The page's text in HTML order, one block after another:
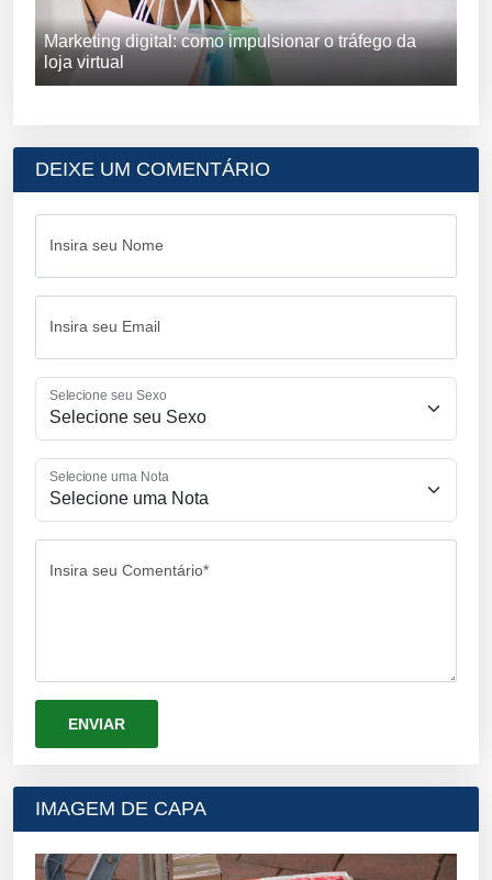
Marketing digital: como impulsionar o tráfego da
loja virtual
DEIXE UM COMENTÁRIO
Insira seu Nome
Insira seu Email
Selecione seu Sexo
Selecione uma Nota
Insira seu Comentário*
IMAGEM DE CAPA